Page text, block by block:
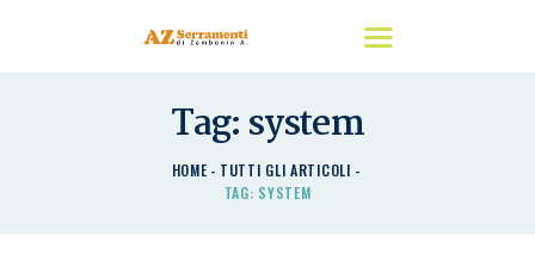
Tag: system
HOME
TUTTI GLI ARTICOLI
TAG: SYSTEM
CHI SIAMO